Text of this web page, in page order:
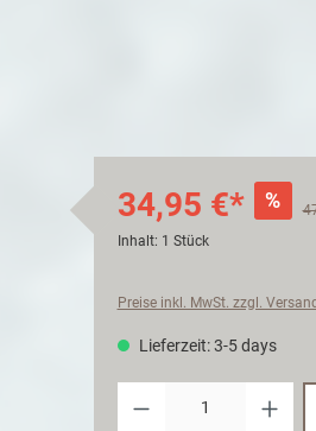
34,95 €* %
Inhalt: 1 Stück
Preise inkl. MwSt. zzgl.
Lieferzeit: 3-5 days